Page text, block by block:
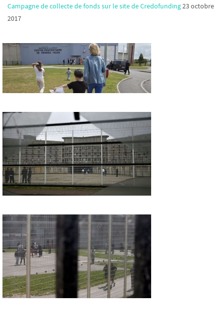
Campagne de collecte de fonds sur le site de Credofunding23 octobre
2017